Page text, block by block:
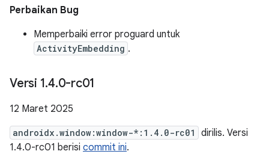
Perbaikan Bug
Memperbaiki error proguard untuk
ActivityEmbedding .
Versi 1.4.0-rc01
12 Maret 2025
androidx.window:window-*:1.4.0-rc01
dirilis. Versi
1.4.0-rc01 berisi commit ini.